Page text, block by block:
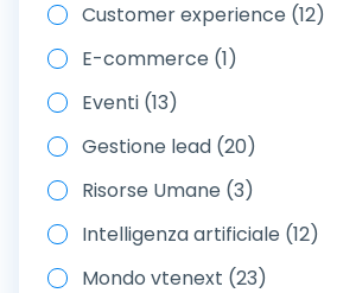
Customer experience (12)
E-commerce (1)
Eventi (13)
Gestione lead (20)
Risorse Umane (3)
Intelligenza artificiale (12)
Mondo vtenext (23)